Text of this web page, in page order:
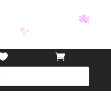

✨